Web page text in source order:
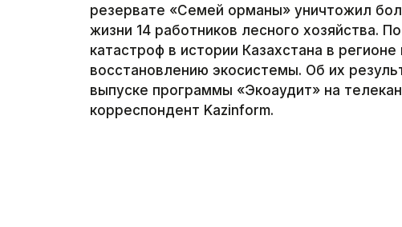
резервате «Семей орманы» уничтожил
жизни 14 работников лесного хозяйства.
катастроф в истории Казахстана в
восстановлению экосистемы. Об их
выпуске программы «Экоаудит» на
корреспондент Kazinform.